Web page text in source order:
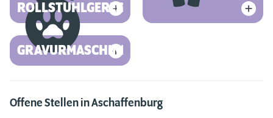
ROLLSTUHLGERECHT
GRAVURMASCHINE
Offene Stellen in Aschaffenburg